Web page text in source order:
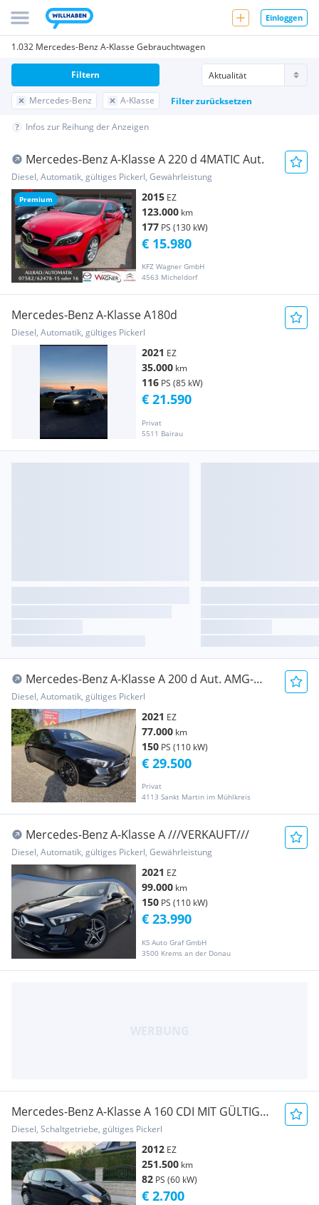
Einloggen
1.032 Mercedes-Benz A-Klasse Gebrauchtwagen
Mercedes-Benz A-Klasse Filter zurücksetzen
Filtern
Infos zur Reihung der Anzeigen
Premium
Mercedes-Benz A-Klasse A 220 d 4MATIC Aut.
Diesel, Automatik, gültiges Pickerl, Gewährleistung
2015 EZ
123.000 km
177 PS (130 kW)
KFZ Wagner GmbH
4563 Micheldorf
€ 15.980
Mercedes-Benz A-Klasse A180d
Diesel, Automatik, gültiges Pickerl
2021 EZ
35.000 km
116 PS (85 kW)
Privat
5511 Bairau
€ 21.590
Mercedes-Benz A-Klasse A 200 d Aut. AMG-
Line
Diesel, Automatik, gültiges Pickerl
2021 EZ
77.000 km
150 PS (110 kW)
Privat
4113 Sankt Martin im Mühlkreis
€ 29.500
Mercedes-Benz A-Klasse A ///VERKAUFT///
Diesel, Automatik, gültiges Pickerl, Gewährleistung
2021 EZ
99.000 km
150 PS (110 kW)
KS Auto Graf GmbH
3500 Krems an der Donau
€ 23.990
Mercedes-Benz A-Klasse A 160 CDI MIT GÜLTIGER
PICKERL
Diesel, Schaltgetriebe, gültiges Pickerl
2012 EZ
251.500 km
82 PS (60 kW)
€ 2.700